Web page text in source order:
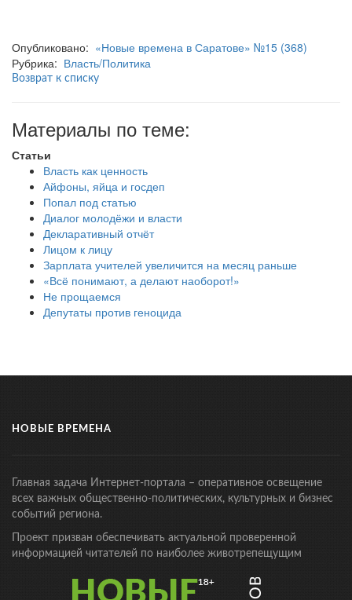
Опубликовано: «Новые времена в Саратове» №15 (368)
Рубрика: Власть/Политика
Возврат к списку
Материалы по теме:
Статьи
Власть как ценность
Айфоны, яйца и госдеп
Попал под статью
Диалог молодёжи и власти
Декларативный отчёт
Лицом к лицу
Зарплата учителей увеличится на месяц раньше
«Всё понимают, а делают наоборот!»
Не прощаемся
Депутаты против геноцида
НОВЫЕ ВРЕМЕНА
Главная задача Интернет-портала – оперативное освещение
всех важных общественно-политических, культурных и бизнес
событий региона.
Проект призван обеспечивать актуальной проверенной
информацией читателей по наиболее животрепещущим